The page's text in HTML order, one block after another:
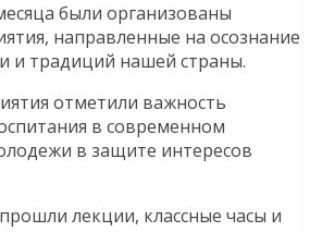
были организованы
направленные на осознание
и традиций нашей страны.
отметили важность
в современном
в защите интересов
лекции, классные часы и